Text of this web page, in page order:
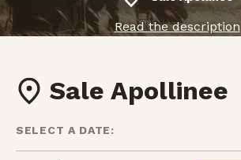
Read the description
Sale Apollinee
SELECT A DATE: